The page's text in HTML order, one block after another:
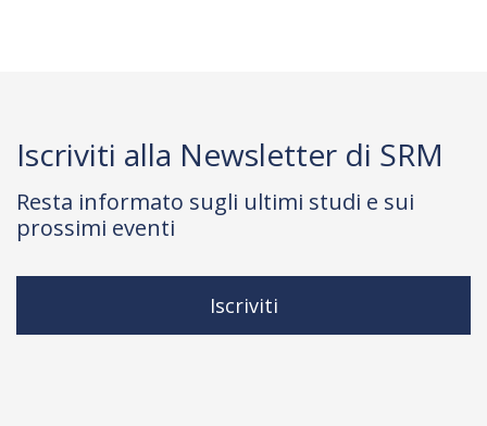
Iscriviti alla Newsletter di SRM
Resta informato sugli ultimi studi e sui
prossimi eventi
Iscriviti